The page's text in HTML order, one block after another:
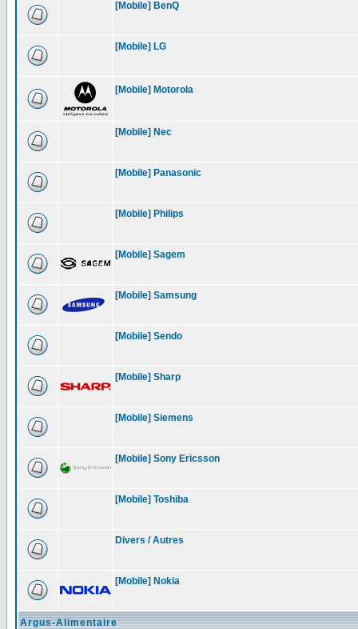
[Mobile] BenQ
[Mobile] LG
[Mobile] Motorola
[Mobile] Nec
[Mobile] Panasonic
[Mobile] Philips
[Mobile] Sagem
[Mobile] Samsung
[Mobile] Sendo
[Mobile] Sharp
[Mobile] Siemens
[Mobile] Sony Ericsson
[Mobile] Toshiba
Divers / Autres
[Mobile] Nokia
Argus-Alimentaire